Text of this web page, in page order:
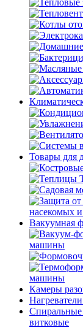
Товары для
насекомых
Вакуумная
машины
машины
Камеры
Спиральные
витковые